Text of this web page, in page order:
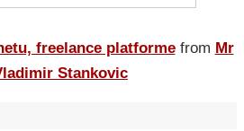
freelance platforme from Mr
Stankovic